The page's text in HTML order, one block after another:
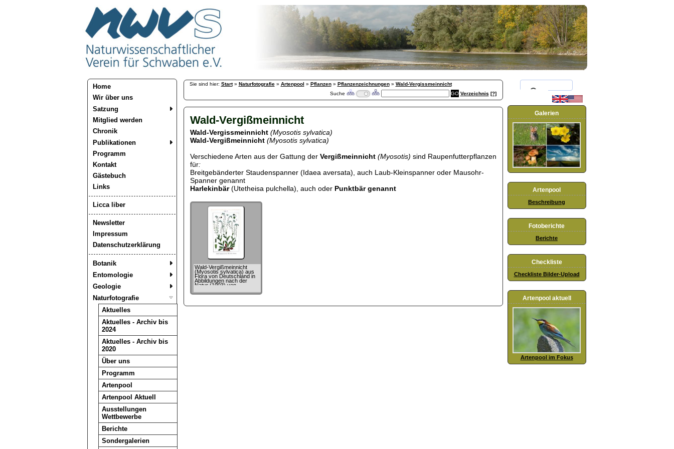
Home
Wir über uns
Satzung
Mitglied werden
Chronik
Publikationen
Programm
Kontakt
Gästebuch
Links
Licca liber
Newsletter
Impressum
Datenschutzerklärung
Botanik
Entomologie
Geologie
Naturfotografie
Aktuelles
Aktuelles - Archiv bis
2024
Aktuelles - Archiv bis
2020
Über uns
Programm
Artenpool
Artenpool Aktuell
Ausstellungen
Wettbewerbe
Berichte
Sondergalerien
Sie sind hier: Start» Naturfotografie» Artenpool » Pflanzen» Pflanzenzeichnungen» Wald-Vergissmeinnicht
Suche
Verzeichnis [?]
Wald-Vergißmeinnicht
Wald-Vergissmeinnicht (Myosotis sylvatica)
Wald-Vergißmeinnicht (Myosotis sylvatica)
Verschiedene Arten aus der Gattung der Vergißmeinnicht (Myosotis) sind Raupenfutterpflanzen
für:
Breitgebänderter Staudenspanner (Idaea aversata), auch Laub-Kleinspanner oder Mausohr-
Spanner genannt
Harlekinbär(Utetheisa pulchella), auch oder Punktbär genannt
Wald-Vergißmeinnicht
(Myosotis sylvatica) aus
Flora von Deutschland in
Abbildungen nach der
Natur (1903) von
Galerien
Artenpool
Beschreibung
Fotoberichte
Berichte
Checkliste
Checkliste Bilder-Upload
Artenpool aktuell
Artenpool im Fokus